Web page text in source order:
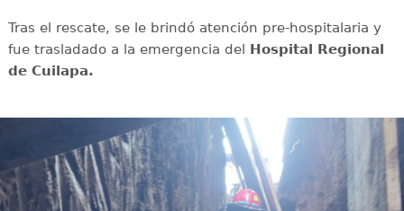
Tras el rescate, se le brindó atención pre-hospitalaria y
fue trasladado a la emergencia del Hospital Regional
de Cuilapa.